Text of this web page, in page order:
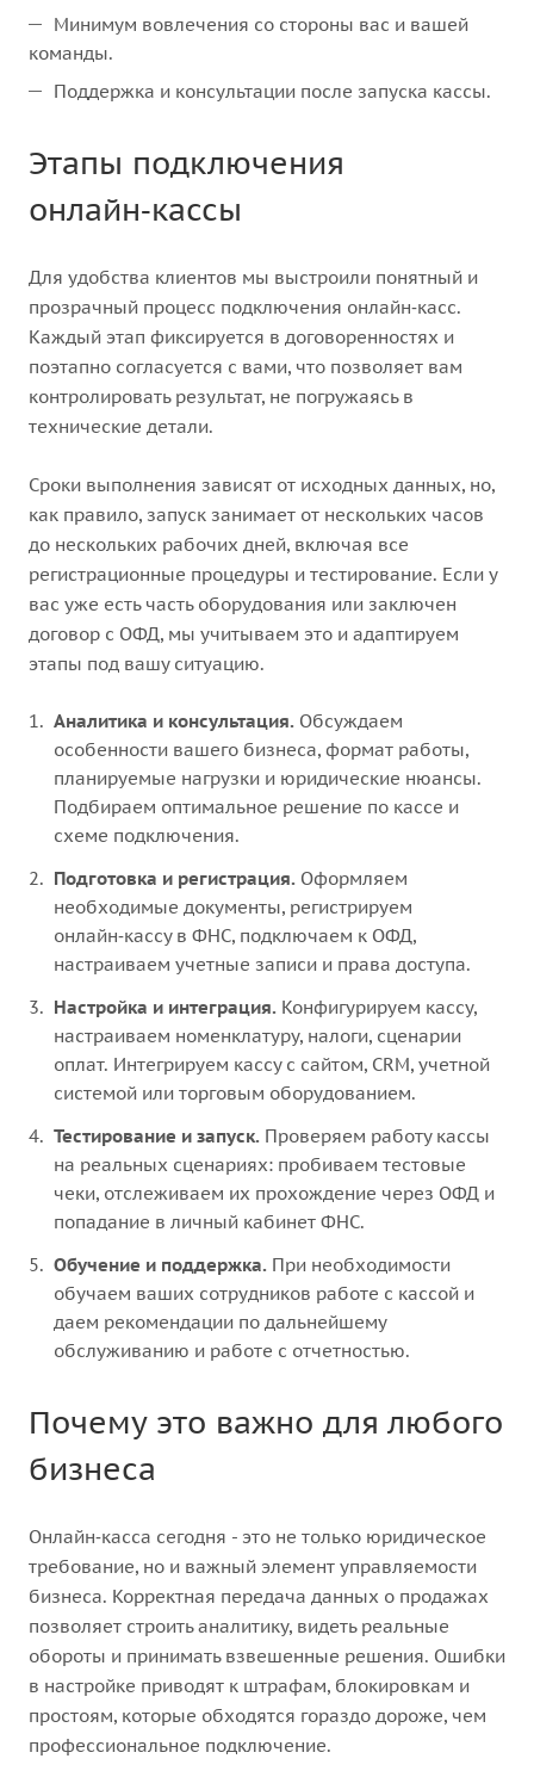
Минимум вовлечения со стороны вас и вашей
команды.
Поддержка и консультации после запуска кассы.
Этапы подключения
онлайн‑кассы
Для удобства клиентов мы выстроили понятный и
прозрачный процесс подключения онлайн‑касс.
Каждый этап фиксируется в договоренностях и
поэтапно согласуется с вами, что позволяет вам
контролировать результат, не погружаясь в
технические детали.
Сроки выполнения зависят от исходных данных, но,
как правило, запуск занимает от нескольких часов
до нескольких рабочих дней, включая все
регистрационные процедуры и тестирование. Если у
вас уже есть часть оборудования или заключен
договор с ОФД, мы учитываем это и адаптируем
этапы под вашу ситуацию.
Аналитика и консультация. Обсуждаем
особенности вашего бизнеса, формат работы,
планируемые нагрузки и юридические нюансы.
Подбираем оптимальное решение по кассе и
схеме подключения.
Подготовка и регистрация. Оформляем
необходимые документы, регистрируем
онлайн‑кассу в ФНС, подключаем к ОФД,
настраиваем учетные записи и права доступа.
Настройка и интеграция. Конфигурируем кассу,
настраиваем номенклатуру, налоги, сценарии
оплат. Интегрируем кассу с сайтом, CRM, учетной
системой или торговым оборудованием.
Тестирование и запуск. Проверяем работу кассы
на реальных сценариях: пробиваем тестовые
чеки, отслеживаем их прохождение через ОФД и
попадание в личный кабинет ФНС.
Обучение и поддержка. При необходимости
обучаем ваших сотрудников работе с кассой и
даем рекомендации по дальнейшему
обслуживанию и работе с отчетностью.
Почему это важно для любого
бизнеса
Онлайн‑касса сегодня - это не только юридическое
требование, но и важный элемент управляемости
бизнеса. Корректная передача данных о продажах
позволяет строить аналитику, видеть реальные
обороты и принимать взвешенные решения. Ошибки
в настройке приводят к штрафам, блокировкам и
простоям, которые обходятся гораздо дороже, чем
профессиональное подключение.